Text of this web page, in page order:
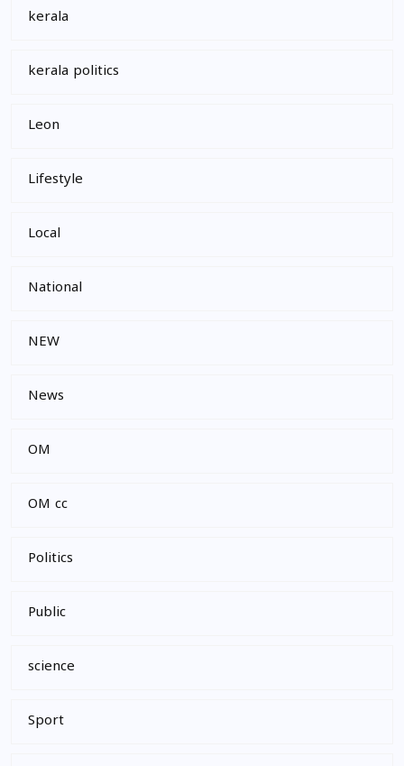
kerala
kerala politics
Leon
Lifestyle
Local
National
NEW
News
OM
OM cc
Politics
Public
science
Sport